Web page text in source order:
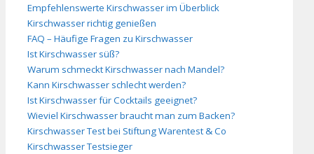
Empfehlenswerte Kirschwasser im Überblick
Kirschwasser richtig genießen
FAQ – Häufige Fragen zu Kirschwasser
Ist Kirschwasser süß?
Warum schmeckt Kirschwasser nach Mandel?
Kann Kirschwasser schlecht werden?
Ist Kirschwasser für Cocktails geeignet?
Wieviel Kirschwasser braucht man zum Backen?
Kirschwasser Test bei Stiftung Warentest & Co
Kirschwasser Testsieger